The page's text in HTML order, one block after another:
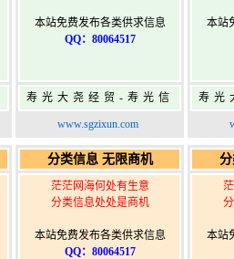
本站免费发布各类供求信息
QQ：80064517
寿光大尧经贸-寿光信
息网-免费信息发布网-
www.sgzixun.com
本站
寿光
息网
分类信息 无限商机
茫茫网海何处有生意
分类信息处处是商机
本站免费发布各类供求信息
QQ：80064517
本站